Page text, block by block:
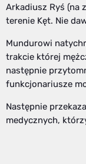
Arkadiusz Ryś (na
terenie Kęt. Nie
Mundurowi
trakcie której
następnie
funkcjonariusze
Następnie
medycznych,